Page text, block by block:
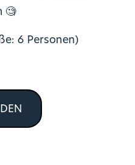
🧐
6 Personen)